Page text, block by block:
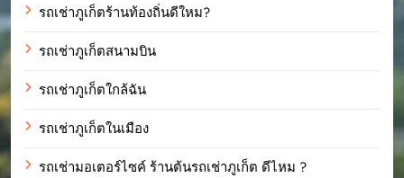
รถเช่าภูเก็ตร้านท้องถิ่นดีใหม?
รถเช่าภูเก็ตสนามบิน
รถเช่าภูเก็ตใกล้ฉัน
รถเช่าภูเก็ตในเมือง
รถเช่ามอเตอร์ไซค์ ร้านต้นรถเช่าภูเก็ต ดีไหม ?